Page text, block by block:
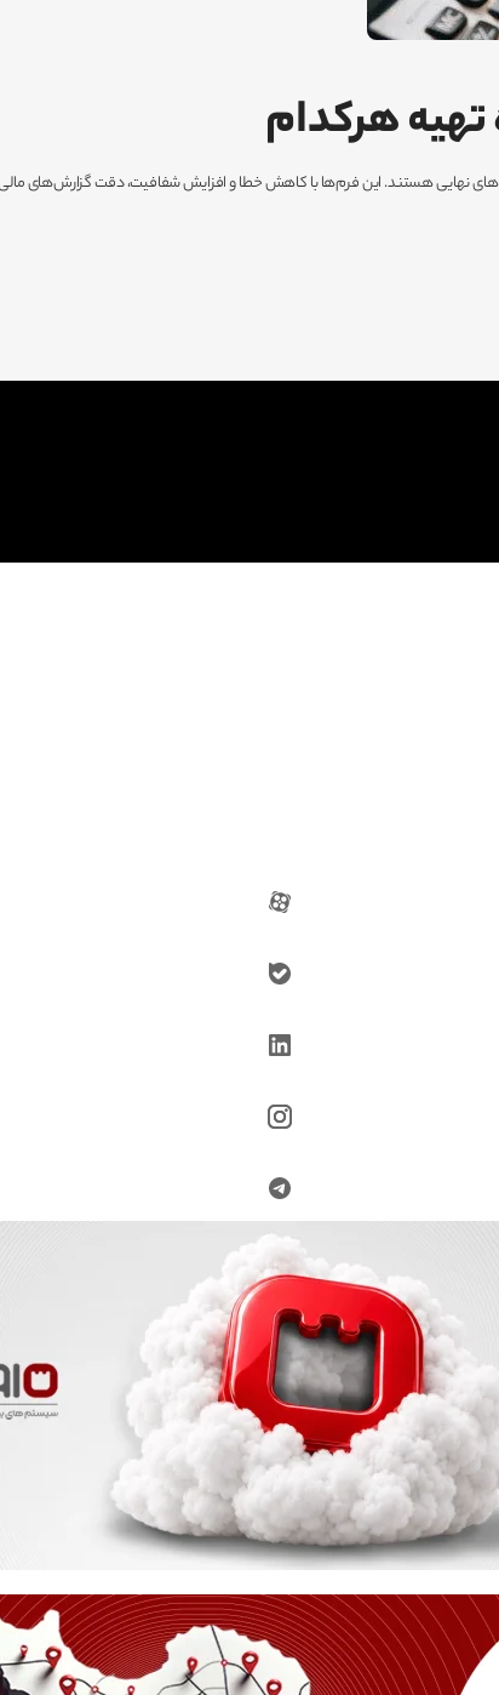
هرکدام
نهایی هستند. این فرم‌ها با کاهش خطا و افزایش شفافیت، دقت گزارش‌های مالی را